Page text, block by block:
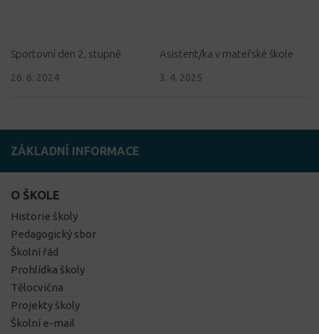
Sportovní den 2. stupně
26. 6. 2024
Asistent/ka v mateřské škole
3. 4. 2025
ZÁKLADNÍ INFORMACE
O ŠKOLE
Historie školy
Pedagogický sbor
Školní řád
Prohlídka školy
Tělocvična
Projekty školy
Školní e-mail